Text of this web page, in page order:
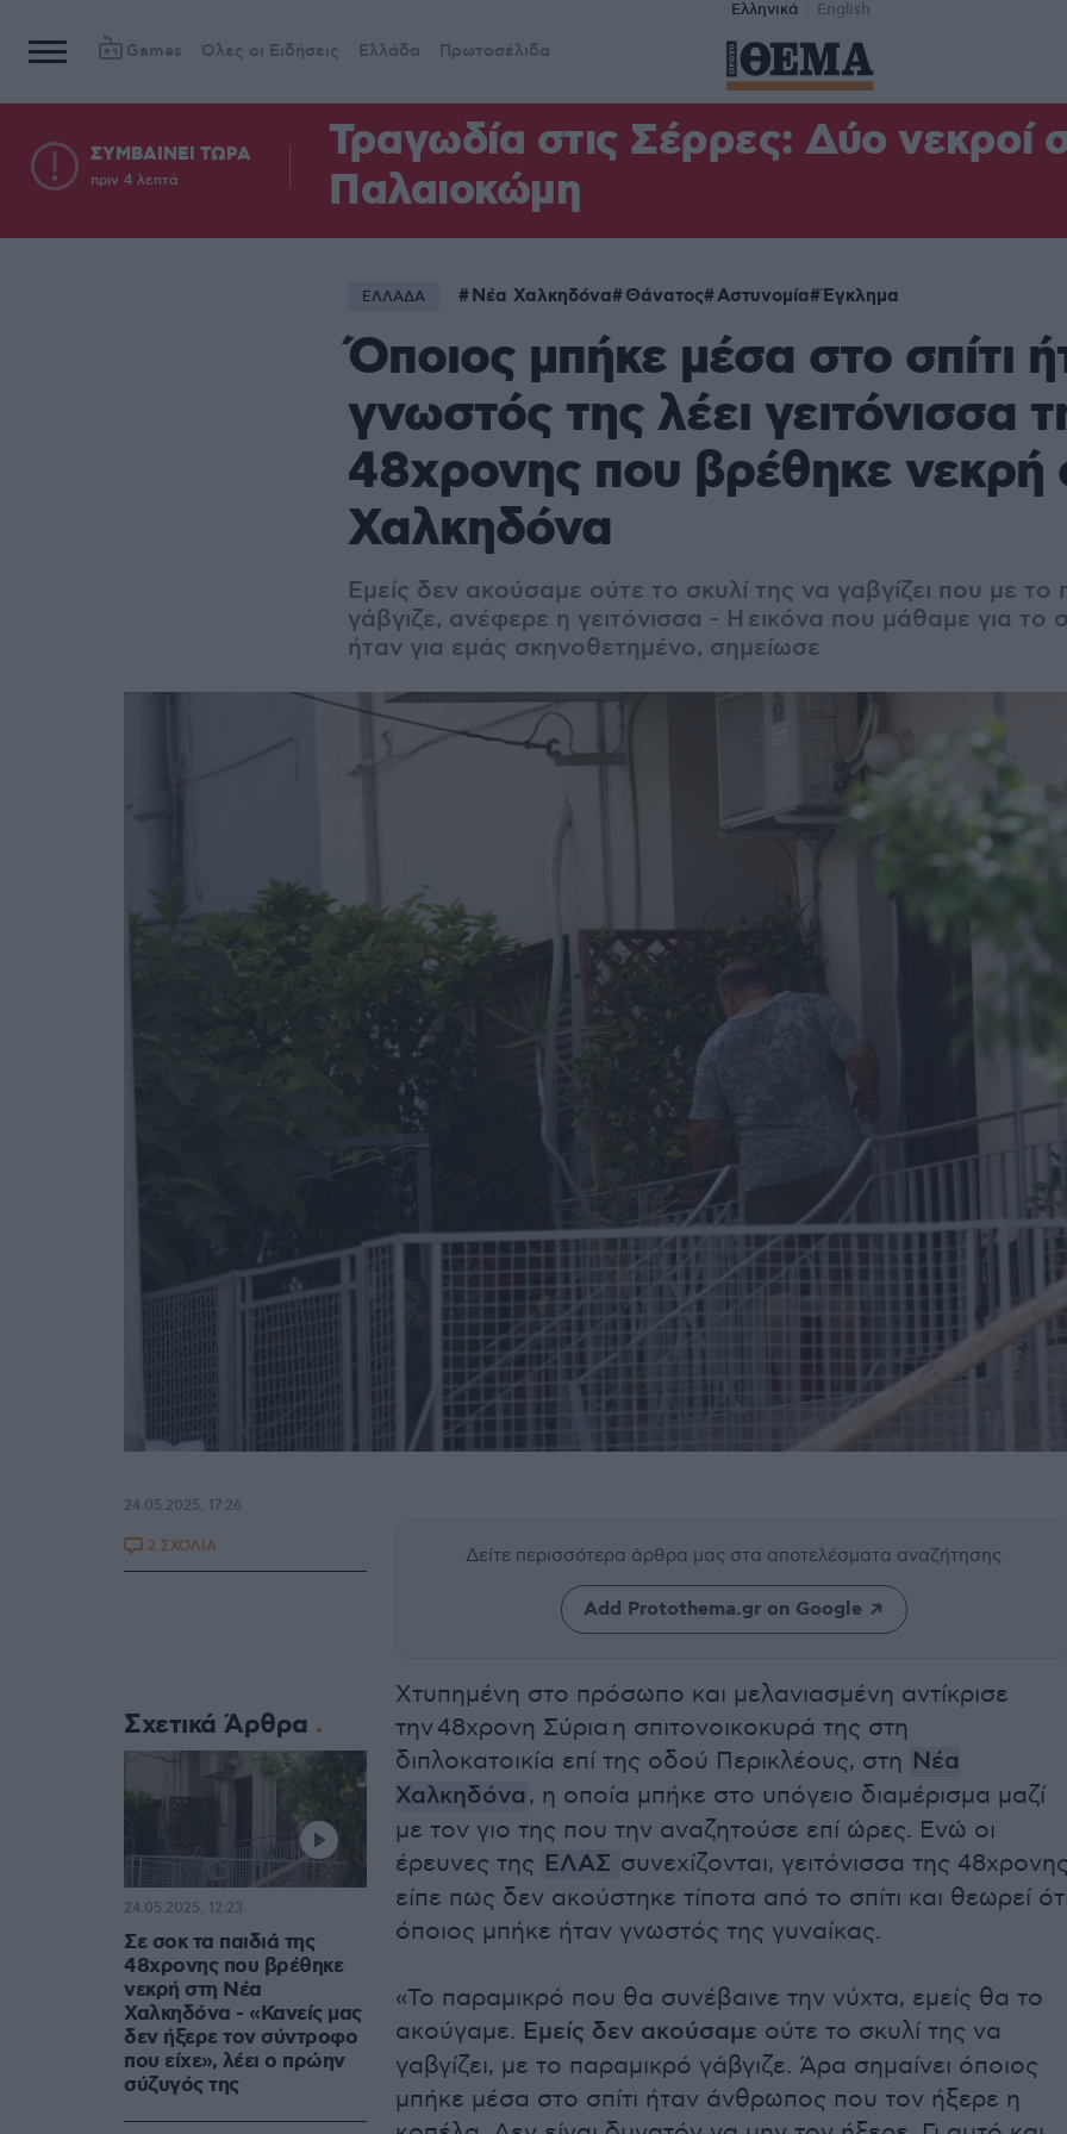
Ελληνικά English
Games Όλες οι Ειδήσεις Ελλάδα Πρωτοσέλιδα
ΣΥΜΒΑΙΝΕΙ ΤΩΡΑ
πριν 4 λεπτά
Τραγωδία στις Σέρρες: Δύο νεκροί
Παλαιοκώμη
ΕΛΛΑΔΑ Νέα Χαλκηδόνα Θάνατος Αστυνομία Έγκλημα
Όποιος μπήκε μέσα στο σπίτι
γνωστός της λέει γειτόνισσα
48χρονης που βρέθηκε νεκρή
Χαλκηδόνα
Εμείς δεν ακούσαμε ούτε το σκυλί της να γαβγίζει που με το
γάβγιζε, ανέφερε η γειτόνισσα - Η εικόνα που μάθαμε για το
ήταν για εμάς σκηνοθετημένο, σημείωσε
Δείτε περισσότερα άρθρα μας στα αποτελέσματα αναζήτησης
Add Protothema.gr on Google
Χτυπημένη στο πρόσωπο και μελανιασμένη αντίκρισε
την 48χρονη Σύρια η σπιτονοικοκυρά της στη
διπλοκατοικία επί της οδού Περικλέους, στη Νέα
Χαλκηδόνα , η οποία μπήκε στο υπόγειο διαμέρισμα μαζί
με τον γιο της που την αναζητούσε επί ώρες. Ενώ οι
έρευνες της ΕΛΑΣ συνεχίζονται, γειτόνισσα της
είπε πως δεν ακούστηκε τίποτα από το σπίτι και θεωρεί
όποιος μπήκε ήταν γνωστός της γυναίκας.
«Το παραμικρό που θα συνέβαινε την νύχτα, εμείς θα το
ακούγαμε. Εμείς δεν ακούσαμε ούτε το σκυλί της να
γαβγίζει, με το παραμικρό γάβγιζε. Άρα σημαίνει όποιος
μπήκε μέσα στο σπίτι ήταν άνθρωπος που τον ήξερε η
24.05.2025, 17:26
2 ΣΧΟΛΙΑ
Σχετικά Άρθρα
Σε σοκ τα παιδιά της
48χρονης που βρέθηκε
νεκρή στη Νέα
Χαλκηδόνα - «Κανείς μας
δεν ήξερε τον σύντροφο
που είχε», λέει ο πρώην
σύζυγός της
24.05.2025, 12:23